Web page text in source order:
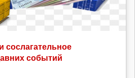
событий